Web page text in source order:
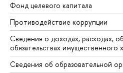
Фонд целевого капитала
Противодействие коррупции
Сведения о доходах, расходах,
обязательствах имущественного
Сведения об образовательной